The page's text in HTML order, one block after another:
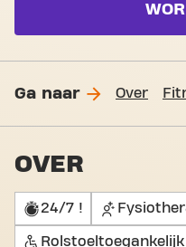
Ga naar Over
OVER
24/7 !
Rolstoeltoegankelijk